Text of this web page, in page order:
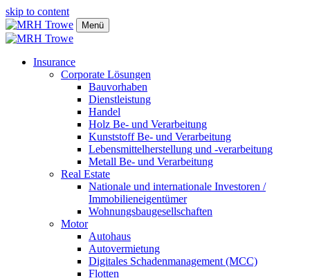
skip to content
Menü
Insurance
Corporate Lösungen
Bauvorhaben
Dienstleistung
Handel
Holz Be- und Verarbeitung
Kunststoff Be- und Verarbeitung
Lebensmittelherstellung und -verarbeitung
Metall Be- und Verarbeitung
Real Estate
Nationale und internationale Investoren /
Immobilieneigentümer
Wohnungsbaugesellschaften
Motor
Autohaus
Autovermietung
Digitales Schadenmanagement (MCC)
Flotten